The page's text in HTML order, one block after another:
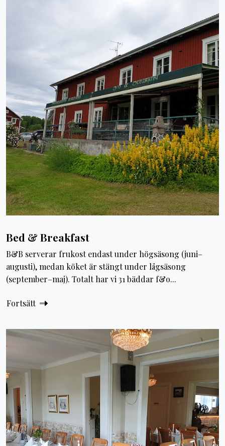
Bed & Breakfast
B&B serverar frukost endast under högsäsong (juni–
augusti), medan köket är stängt under lågsäsong
(september–maj). Totalt har vi 31 bäddar f&o...
Fortsätt